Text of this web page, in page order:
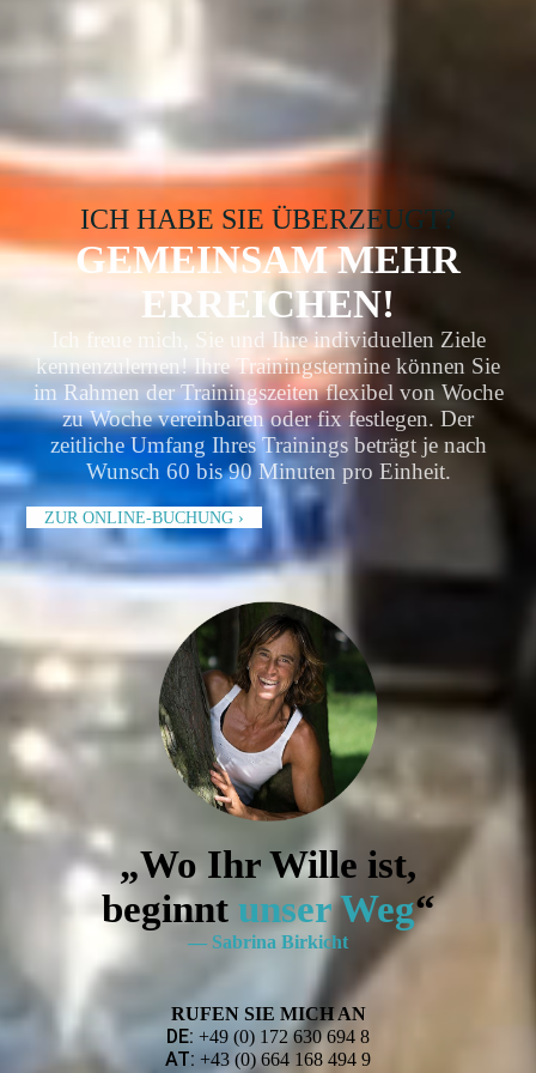
ICH HABE SIE ÜBERZEUGT?
GEMEINSAM MEHR
ERREICHEN!
Ich freue mich, Sie und Ihre individuellen Ziele
kennenzulernen! Ihre Trainingstermine können Sie
im Rahmen der Trainings­zeiten flexibel von Woche
zu Woche vereinbaren oder fix festlegen. Der
zeitliche Umfang Ihres Trainings beträgt je nach
Wunsch 60 bis 90 Minuten pro Einheit.
ZUR ONLINE-BUCHUNG ›
„Wo Ihr Wille ist,
beginnt unser Weg“
— Sabrina Birkicht
RUFEN SIE MICH AN
DE: +49 (0) 172 630 694 8
AT: +43 (0) 664 168 494 9